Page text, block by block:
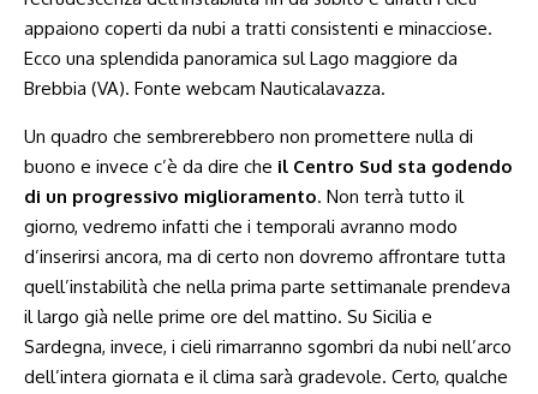
Un quadro che sembrerebbero non promettere nulla di
buono e invece c’è da dire che il Centro Sud sta godendo
di un progressivo miglioramento. Non terrà tutto il
giorno, vedremo infatti che i temporali avranno modo
d’inserirsi ancora, ma di certo non dovremo affrontare tutta
quell’instabilità che nella prima parte settimanale prendeva
il largo già nelle prime ore del mattino. Su Sicilia e
Sardegna, invece, i cieli rimarranno sgombri da nubi nell’arco
dell’intera giornata e il clima sarà gradevole. Certo, qualche